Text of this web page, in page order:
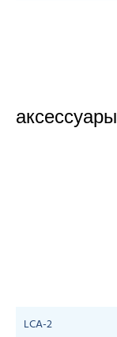
аксессуары
LCA-2